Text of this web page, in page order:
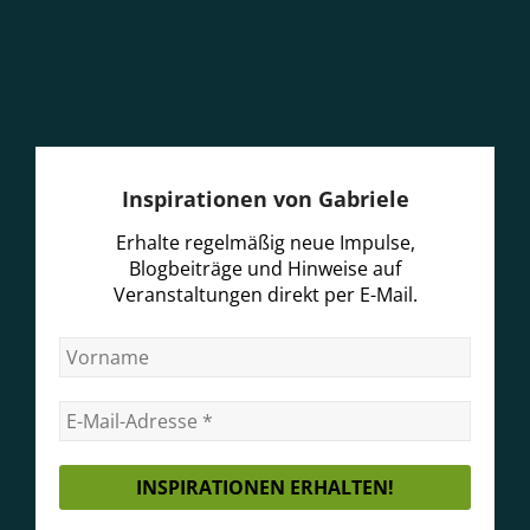
Inspirationen von Gabriele
Erhalte regelmäßig neue Impulse,
Blogbeiträge und Hinweise auf
Veranstaltungen direkt per E-Mail.